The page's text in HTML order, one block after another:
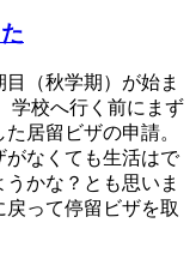
（秋学期）が始ま
学校へ行く前にまず
居留ビザの申請。
がなくても生活はで
うかな？とも思いま
って停留ビザを取